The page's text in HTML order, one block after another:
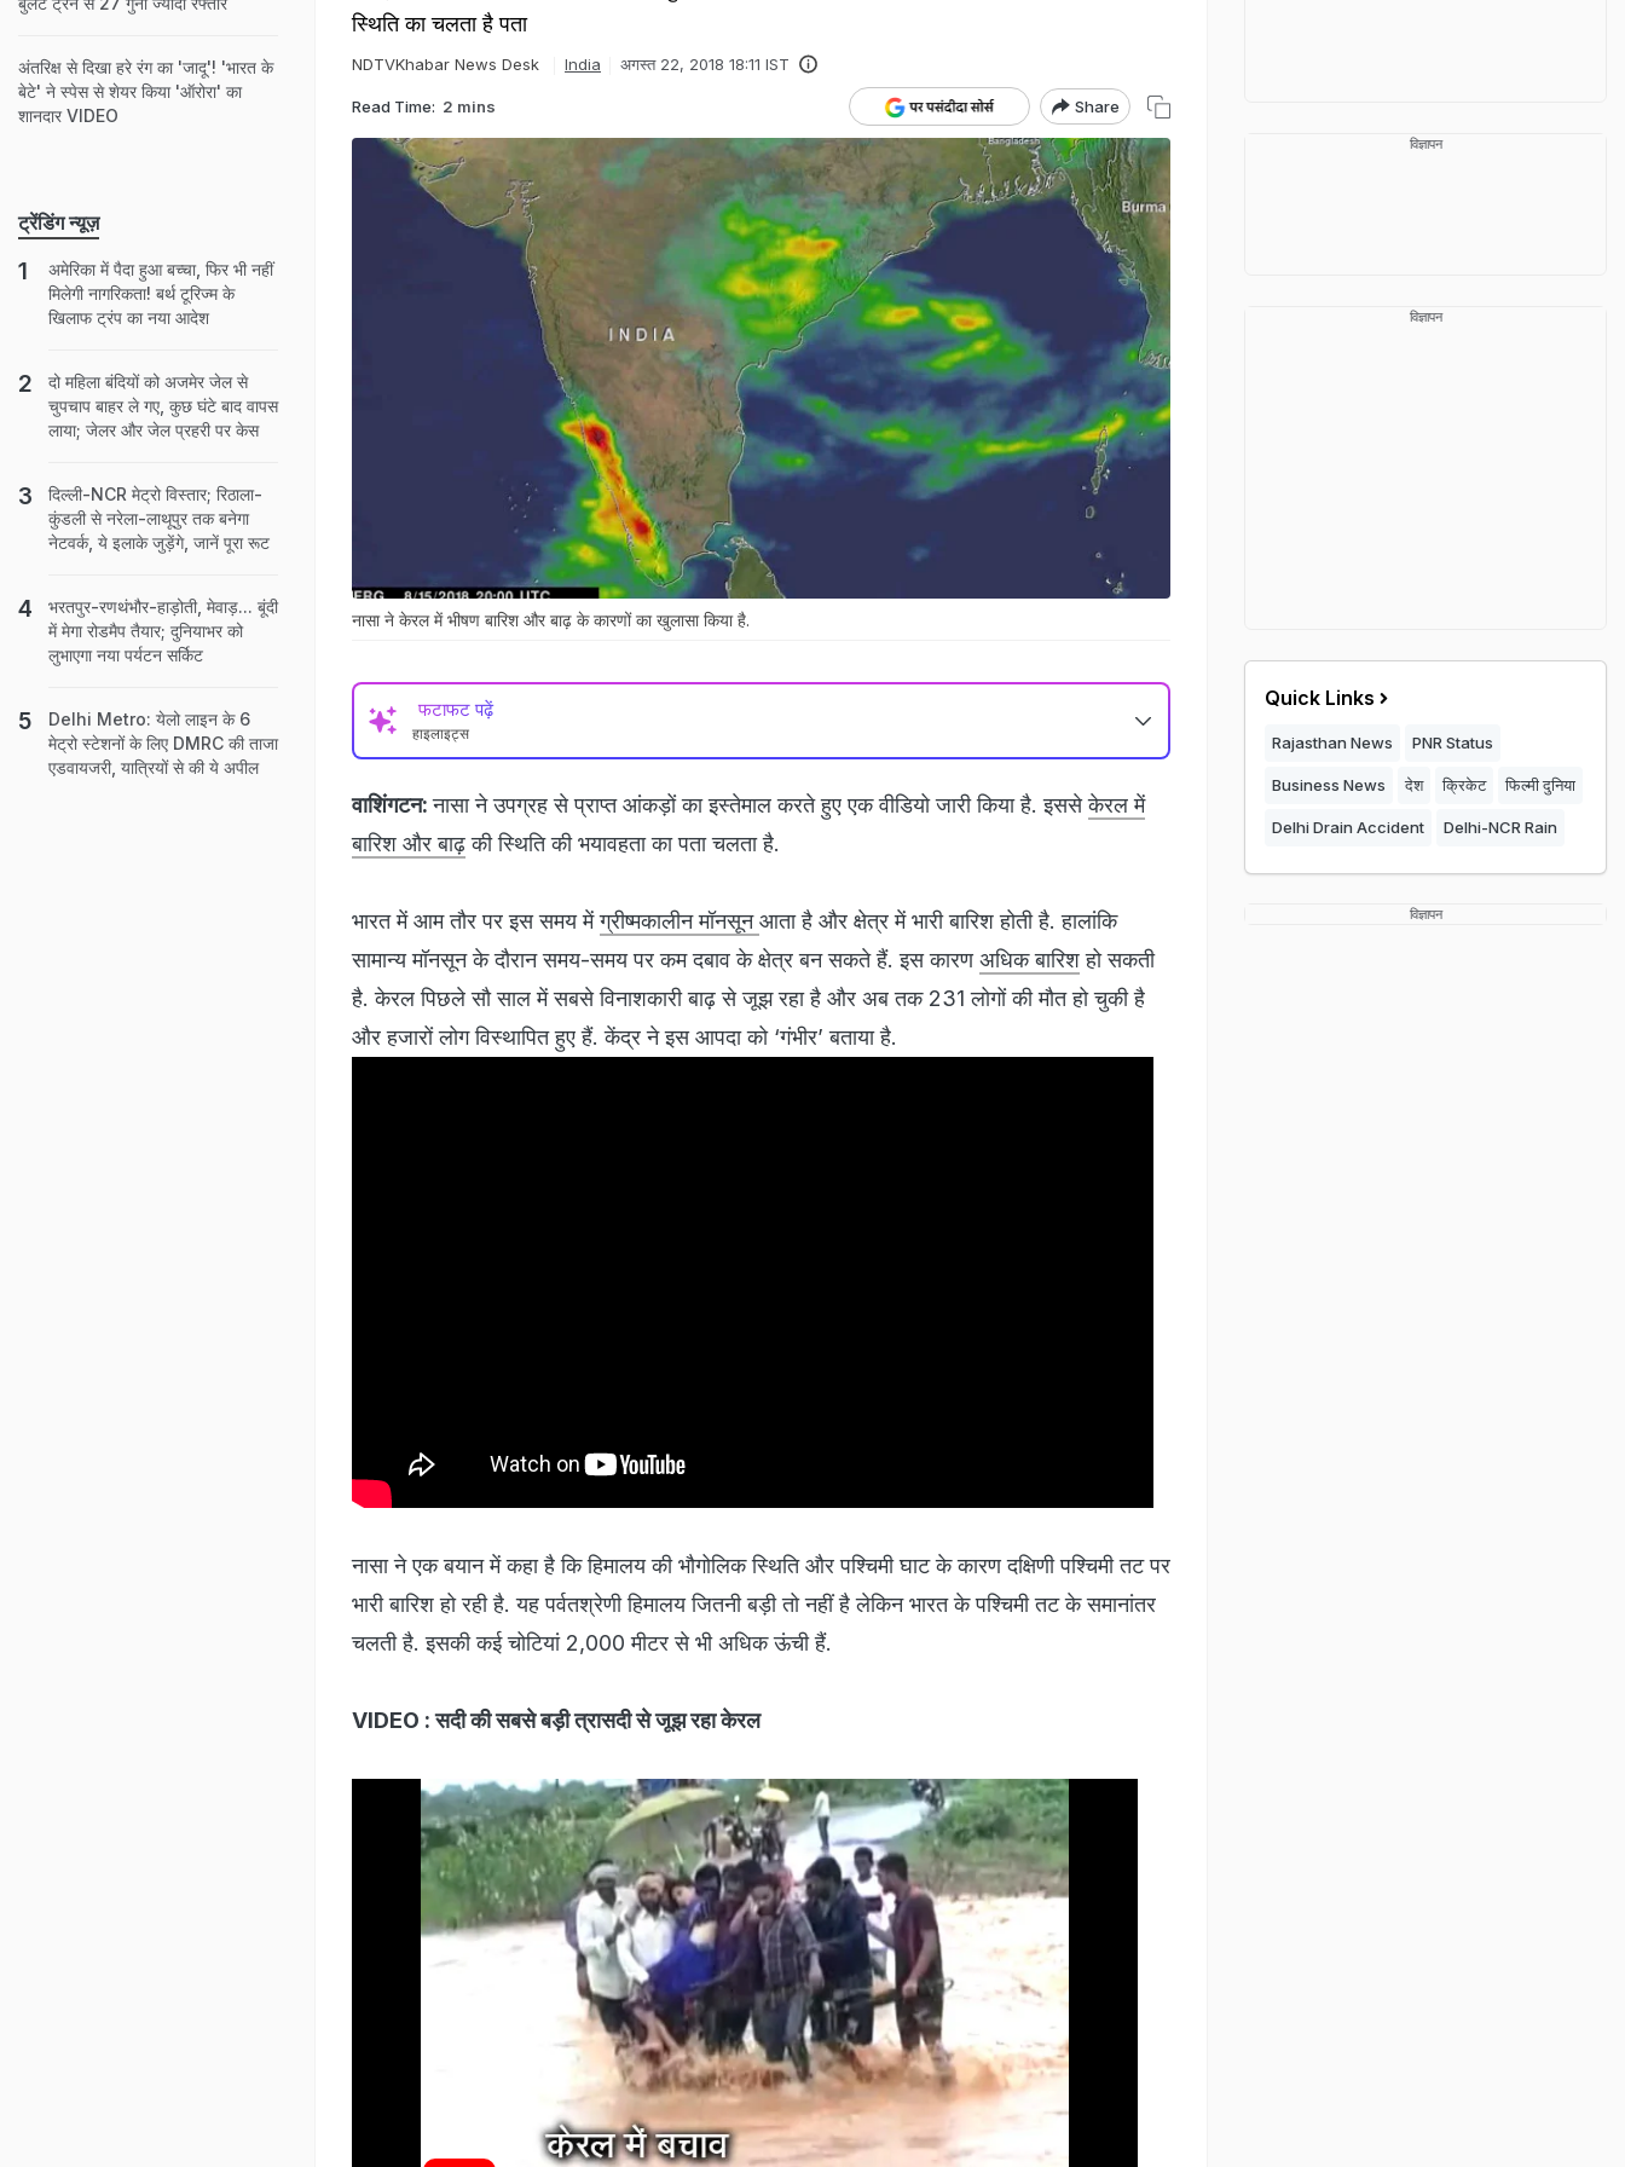
स्थिति का चलता है पता
NDTVKhabar News Desk India अगस्त 22, 2018 18:11 IST
Read Time: 2 mins Share
नासा ने केरल में भीषण बारिश और बाढ़ के कारणों का खुलासा किया है.
फटाफट पढ़ें
हाइलाइट्स
वाशिंगटन: नासा ने उपग्रह से प्राप्त आंकड़ों का इस्तेमाल करते हुए एक वीडियो जारी किया है. इससेकेरल में
बारिश और बाढ़की स्थिति की भयावहता का पता चलता है.
भारत में आम तौर पर इस समय मेंग्रीष्मकालीन मॉनसूनआता है और क्षेत्र में भारी बारिश होती है. हालांकि
सामान्य मॉनसून के दौरान समय-समय पर कम दबाव के क्षेत्र बन सकते हैं. इस कारणअधिक बारिशहो सकती
है. केरल पिछले सौ साल में सबसे विनाशकारी बाढ़ से जूझ रहा है और अब तक 231 लोगों की मौत हो चुकी है
और हजारों लोग विस्थापित हुए हैं. केंद्र ने इस आपदा को ‘गंभीर’ बताया है.
नासा ने एक बयान में कहा है कि हिमालय की भौगोलिक स्थिति और पश्चिमी घाट के कारण दक्षिणी पश्चिमी तट पर
भारी बारिश हो रही है. यह पर्वतश्रेणी हिमालय जितनी बड़ी तो नहीं है लेकिन भारत के पश्चिमी तट के समानांतर
चलती है. इसकी कई चोटियां 2,000 मीटर से भी अधिक ऊंची हैं.
VIDEO : सदी की सबसे बड़ी त्रासदी से जूझ रहा केरल
अंतरिक्ष से दिखा हरे रंग का 'जादू'! 'भारत के
बेटे' ने स्पेस से शेयर किया 'ऑरोरा' का
शानदार VIDEO
ट्रेंडिंग न्यूज़
अमेरिका में पैदा हुआ बच्चा, फिर भी नहीं
मिलेगी नागरिकता! बर्थ टूरिज्म के
खिलाफ ट्रंप का नया आदेश
दो मह‍िला बंद‍ियों को अजमेर जेल से
चुपचाप बाहर ले गए, कुछ घंटे बाद वापस
लाया; जेलर और जेल प्रहरी पर केस
दिल्ली-NCR मेट्रो विस्तार; रिठाला-
कुंडली से नरेला-लाथूपुर तक बनेगा
नेटवर्क, ये इलाके जुड़ेंगे, जानें पूरा रूट
भरतपुर-रणथंभौर-हाड़ोती, मेवाड़... बूंदी
में मेगा रोडमैप तैयार; दुनियाभर को
लुभाएगा नया पर्यटन सर्किट
Delhi Metro: येलो लाइन के 6
मेट्रो स्‍टेशनों के लिए DMRC की ताजा
एडवायजरी, यात्रियों से की ये अपील
विज्ञापन
विज्ञापन
Quick Links
Rajasthan News PNR Status
Business News देश क्रिकेट फिल्मी दुनिया
Delhi Drain Accident Delhi-NCR Rain
विज्ञापन